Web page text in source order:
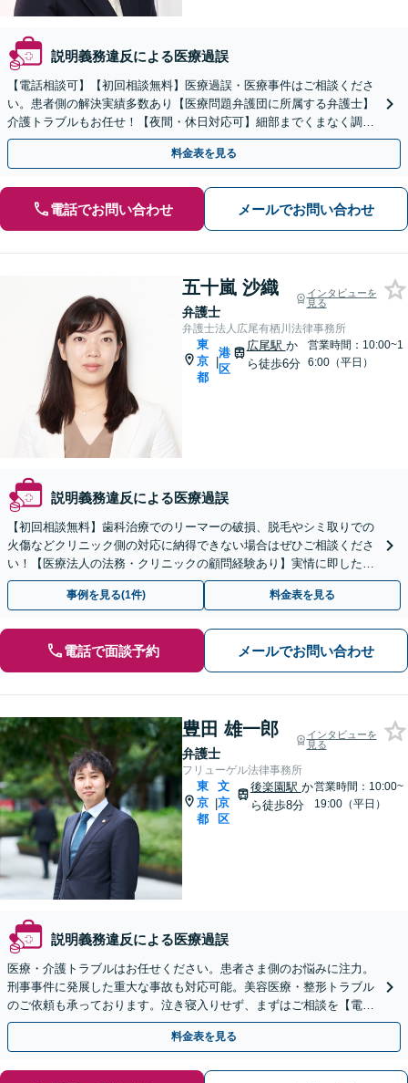
説明義務違反による医療過誤
【電話相談可】【初回相談無料】医療過誤・医療事件はご相談くださ
い。患者側の解決実績多数あり【医療問題弁護団に所属する弁護士】
介護トラブルもお任せ！【夜間・休日対応可】細部までくまなく調査
し、解決への糸口を見い出します【四谷三丁目駅5分】
料金表を見る
電話でお問い合わせ メールでお問い合わせ
五十嵐 沙織
弁護士
インタビューを
見る
弁護士法人広尾有栖川法律事務所
東
京
都
|
港
区
広尾駅 か
ら徒歩6分
営業時間：10:00~1
6:00（平日）
説明義務違反による医療過誤
【初回相談無料】歯科治療でのリーマーの破損、脱毛やシミ取りでの
火傷などクリニック側の対応に納得できない場合はぜひご相談くださ
い！【医療法人の法務・クリニックの顧問経験あり】実情に即したア
ドバイスで、納得のできるトラブルの解決を目指します。
事例を見る(1件) 料金表を見る
電話で面談予約 メールでお問い合わせ
豊田 雄一郎
弁護士
インタビューを
見る
フリューゲル法律事務所
東
京
都
|
文
京
区
後楽園駅 か
ら徒歩8分
営業時間：10:00~
19:00（平日）
説明義務違反による医療過誤
医療・介護トラブルはお任せください。患者さま側のお悩みに注力。
刑事事件に発展した重大な事故も対応可能。美容医療・整形トラブル
のご依頼も承っております。泣き寝入りせず、まずはご相談を【電
話・メール相談可能】【初回相談無料】【後楽園駅徒歩8分】
料金表を見る